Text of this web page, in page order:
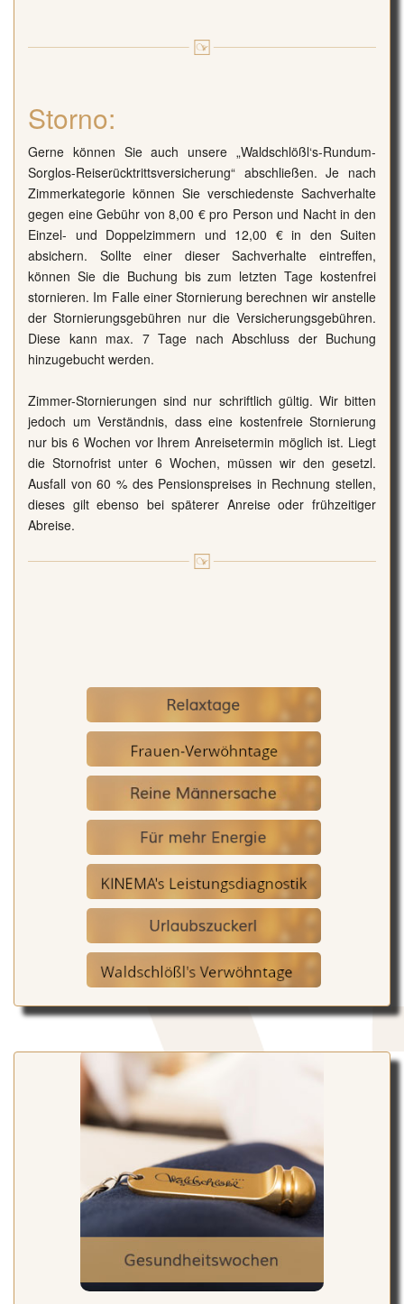
Storno:
Gerne können Sie auch unsere „Waldschlößl‘s-Rundum-
Sorglos-Reiserücktrittsversicherung“ abschließen. Je nach
Zimmerkategorie können Sie verschiedenste Sachverhalte
gegen eine Gebühr von 8,00 € pro Person und Nacht in den
Einzel- und Doppelzimmern und 12,00 € in den Suiten
absichern. Sollte einer dieser Sachverhalte eintreffen,
können Sie die Buchung bis zum letzten Tage kostenfrei
stornieren. Im Falle einer Stornierung berechnen wir anstelle
der Stornierungsgebühren nur die Versicherungsgebühren.
Diese kann max. 7 Tage nach Abschluss der Buchung
hinzugebucht werden.
Zimmer-Stornierungen sind nur schriftlich gültig. Wir bitten
jedoch um Verständnis, dass eine kostenfreie Stornierung
nur bis 6 Wochen vor Ihrem Anreisetermin möglich ist. Liegt
die Stornofrist unter 6 Wochen, müssen wir den gesetzl.
Ausfall von 60 % des Pensionspreises in Rechnung stellen,
dieses gilt ebenso bei späterer Anreise oder frühzeitiger
Abreise.